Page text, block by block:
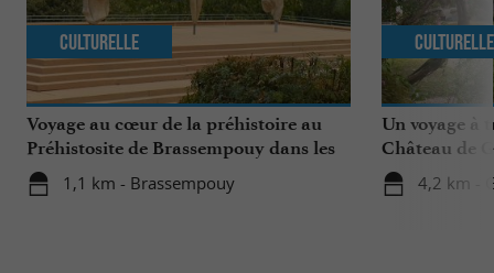
Voyage au cœur de la préhistoire au
Préhistosite de Brassempouy dans les
Landes
1,1 km - Brassempouy
Culturelle
Un voyage à
Château de
4,2 km -
Culturelle